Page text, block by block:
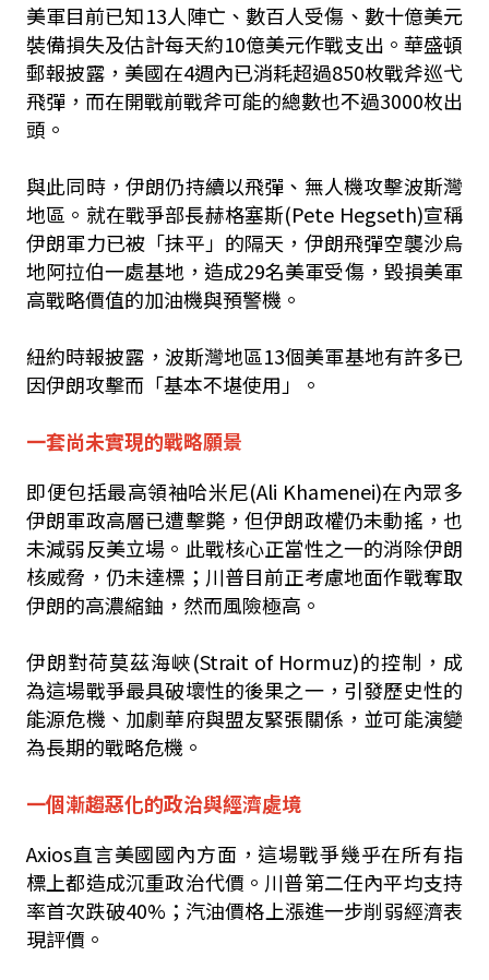
美軍目前已知13人陣亡、數百人受傷、數十億美元
裝備損失及估計每天約10億美元作戰支出。華盛頓
郵報披露，美國在4週內已消耗超過850枚戰斧巡弋
飛彈，而在開戰前戰斧可能的總數也不過3000枚出
頭。
與此同時，伊朗仍持續以飛彈、無人機攻擊波斯灣
地區。就在戰爭部長赫格塞斯(Pete Hegseth)宣稱
伊朗軍力已被「抹平」的隔天，伊朗飛彈空襲沙烏
地阿拉伯一處基地，造成29名美軍受傷，毀損美軍
高戰略價值的加油機與預警機。
紐約時報披露，波斯灣地區13個美軍基地有許多已
因伊朗攻擊而「基本不堪使用」。
一套尚未實現的戰略願景
即便包括最高領袖哈米尼(Ali Khamenei)在內眾多
伊朗軍政高層已遭擊斃，但伊朗政權仍未動搖，也
未減弱反美立場。此戰核心正當性之一的消除伊朗
核威脅，仍未達標；川普目前正考慮地面作戰奪取
伊朗的高濃縮鈾，然而風險極高。
伊朗對荷莫茲海峽(Strait of Hormuz)的控制，成
為這場戰爭最具破壞性的後果之一，引發歷史性的
能源危機、加劇華府與盟友緊張關係，並可能演變
為長期的戰略危機。
一個漸趨惡化的政治與經濟處境
Axios直言美國國內方面，這場戰爭幾乎在所有指
標上都造成沉重政治代價。川普第二任內平均支持
率首次跌破40%；汽油價格上漲進一步削弱經濟表
現評價。